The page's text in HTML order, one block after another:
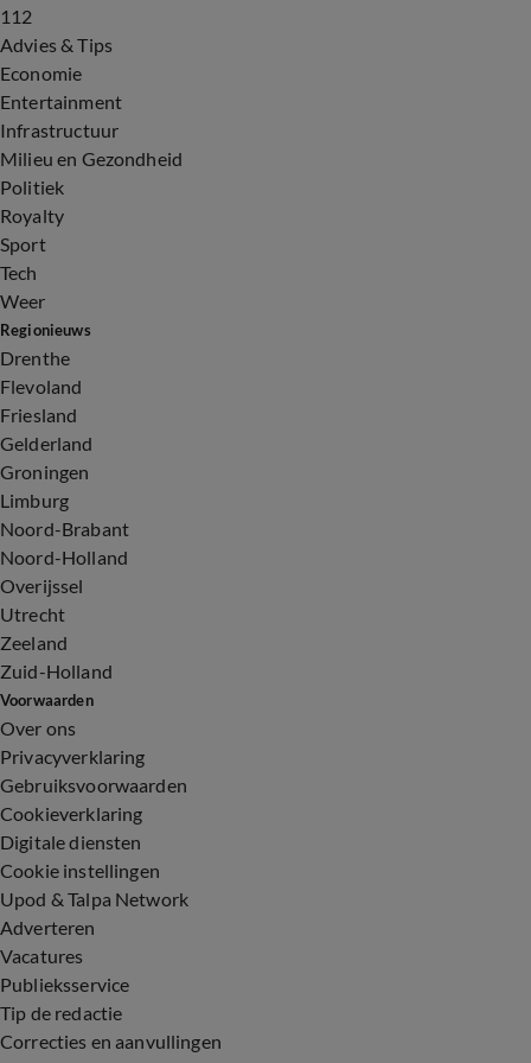
112
Advies & Tips
Economie
Entertainment
Infrastructuur
Milieu en Gezondheid
Politiek
Royalty
Sport
Tech
Weer
Regionieuws
Drenthe
Flevoland
Friesland
Gelderland
Groningen
Limburg
Noord-Brabant
Noord-Holland
Overijssel
Utrecht
Zeeland
Zuid-Holland
Voorwaarden
Over ons
Privacyverklaring
Gebruiksvoorwaarden
Cookieverklaring
Digitale diensten
Cookie instellingen
Upod & Talpa Network
Adverteren
Vacatures
Publieksservice
Tip de redactie
Correcties en aanvullingen